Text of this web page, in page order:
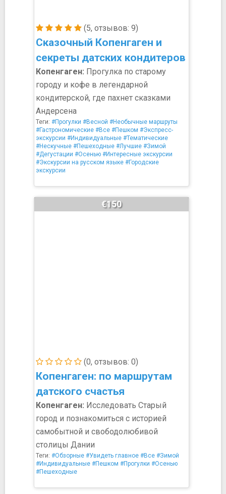
(5, отзывов: 9)
Сказочный Копенгаген и
секреты датских кондитеров
Копенгаген: Прогулка по старому
городу и кофе в легендарной
кондитерской, где пахнет сказками
Андерсена
Теги: #Прогулки #Весной #Необычные маршруты
#Гастрономические #Все #Пешком #Экспресс-
экскурсии #Индивидуальные #Тематические
#Нескучные #Пешеходные #Лучшие #Зимой
#Дегустации #Осенью #Интересные экскурсии
#Экскурсии на русском языке #Городские
экскурсии
(0, отзывов: 0)
Копенгаген: по маршрутам
датского счастья
€150
Копенгаген: Исследовать Старый
город и познакомиться с историей
самобытной и свободолюбивой
столицы Дании
Теги: #Обзорные #Увидеть главное #Все #Зимой
#Индивидуальные #Пешком #Прогулки #Осенью
#Пешеходные